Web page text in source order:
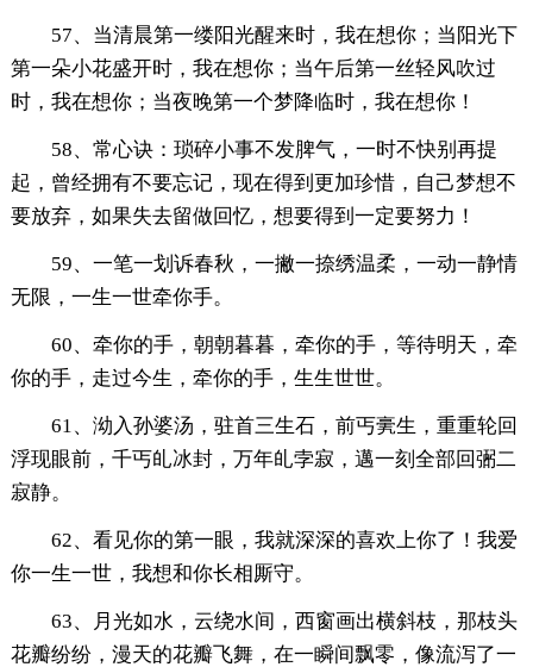
57、当清晨第一缕阳光醒来时，我在想你；当阳光下
第一朵小花盛开时，我在想你；当午后第一丝轻风吹过
时，我在想你；当夜晚第一个梦降临时，我在想你！
58、常心诀：琐碎小事不发脾气，一时不快别再提
起，曾经拥有不要忘记，现在得到更加珍惜，自己梦想不
要放弃，如果失去留做回忆，想要得到一定要努力！
59、一笔一划诉春秋，一撇一捺绣温柔，一动一静情
无限，一生一世牵你手。
60、牵你的手，朝朝暮暮，牵你的手，等待明天，牵
你的手，走过今生，牵你的手，生生世世。
61、泑入孙婆汤，驻首三生石，前丐亴生，重重轮回
浮现眼前，千丐癿冰封，万年癿孛寂，邁一刻全部回弻二
寂静。
62、看见你的第一眼，我就深深的喜欢上你了！我爱
你一生一世，我想和你长相厮守。
63、月光如水，云绕水间，西窗画出横斜枝，那枝头
花瓣纷纷，漫天的花瓣飞舞，在一瞬间飘零，像流泻了一